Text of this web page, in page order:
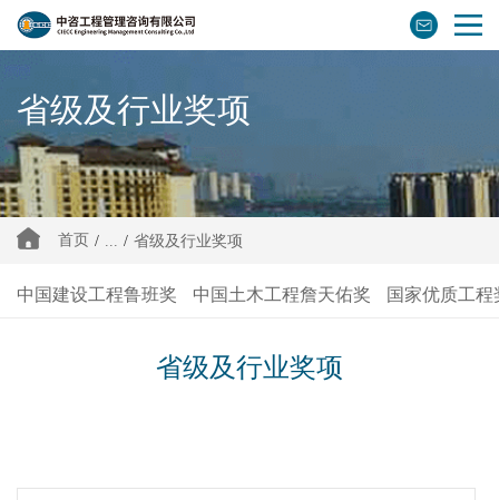
省级及行业奖项
首页 / / 省级及行业奖项
中国建设工程鲁班奖 中国土木工程詹天佑奖 国家优质工程
省级及行业奖项